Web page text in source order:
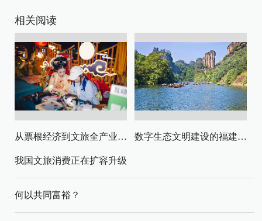
相关阅读
从票根经济到文旅全产业链升级 数字生态文明建设的福建路径与启示
我国文旅消费正在扩容升级
何以共同富裕？